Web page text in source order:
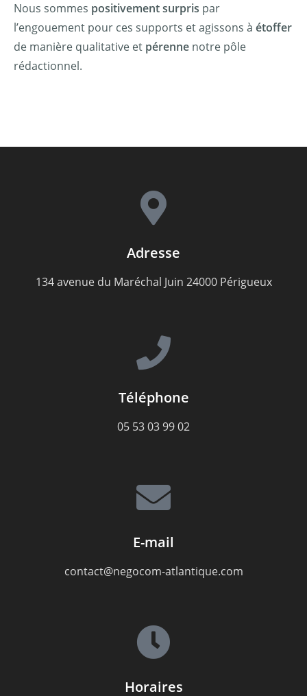
Nous sommes positivement surpris par
l’engouement pour ces supports et agissons à étoffer
de manière qualitative et pérenne notre pôle
rédactionnel.
Adresse
134 avenue du Maréchal Juin 24000 Périgueux
Téléphone
05 53 03 99 02
E-mail
contact@negocom-atlantique.com
Horaires